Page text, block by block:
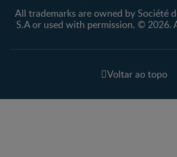
All trademarks are owned by Société
S.A or used with permission. © 2026.
Voltar ao topo